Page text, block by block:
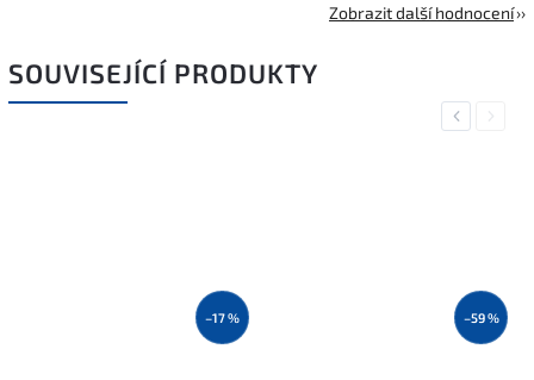
Zobrazit další hodnocení
SOUVISEJÍCÍ PRODUKTY
Previous
–17 % –59 %
Next